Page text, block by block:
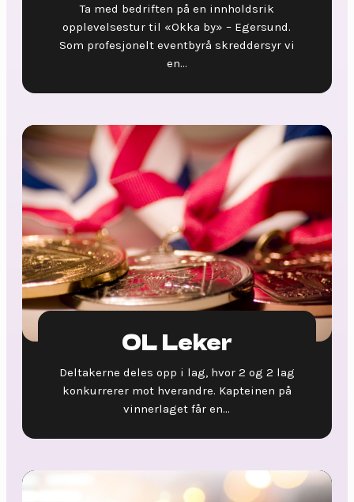
Ta med bedriften på en innholdsrik
opplevelsestur til «Okka by» – Egersund.
Som profesjonelt eventbyrå skreddersyr vi
en...
OL Leker
Deltakerne deles opp i lag, hvor 2 og 2 lag
konkurrerer mot hverandre. Kapteinen på
vinnerlaget får en...